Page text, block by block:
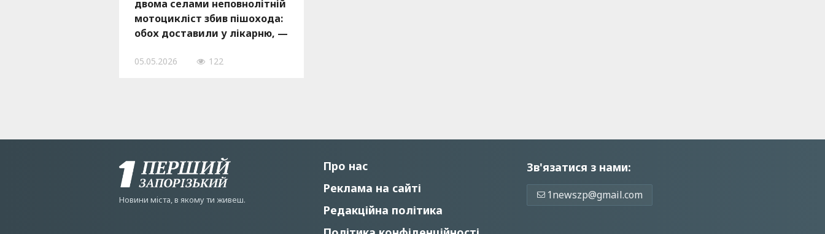
двома селами неповнолітній
мотоцикліст збив пішохода:
обох доставили у лікарню, —
05.05.2026 122
Новини мiста, в якому ти живеш.
Про нас
Реклама на сайті
Редакційна політика
Зв'язатися з нами:
1newszp@gmail.com